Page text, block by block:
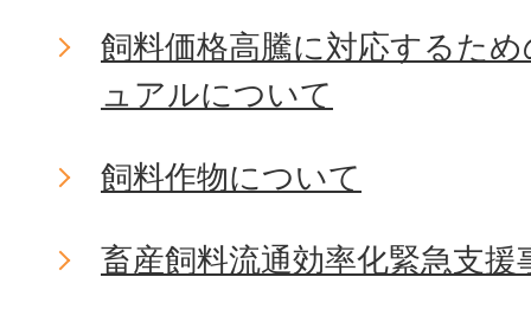
飼料価格高騰に対応するた
ュアルについて
飼料作物について
畜産飼料流通効率化緊急支援